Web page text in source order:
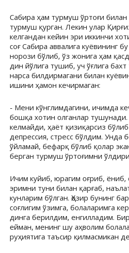
Сабира ҳам турмуш ўртоғи
турмуш қурган. Лекин улар
келгандан кейин эри иккинчи
соғ Сабира аввалига куёвининг
норози бўлиб, ўз жонига ҳам қасд
дин йўлига тушиб, уч ўғлига
нарса билдирмагани билан
ишини ҳамон кечирмаган:
- Мени кўнглимдагини, ичимда
бошқа хотин олганлар
келмайди, ҳаёт қизиқарсиз
депрессия, стресс бўлдим. Унда
ўйламай, бефарқ бўлиб қолар
берган турмуш ўртоғимни
Ичим куйиб, юрагим оғриб, ёниб,
эримни туни билан қарғаб,
кунларим бўлган. Ҳозир бунинг
соғлигим ўзимга, болаларимга
динга берилдим, енгилладим.
ейман, менинг шу аҳволим
руҳиятига таъсир қилмасмикан